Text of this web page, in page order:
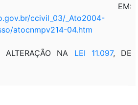
EM:
ccivil_03/_Ato2004-
atocnmpv214-04.htm
ALTERAÇÃO NA LEI 11.097, DE